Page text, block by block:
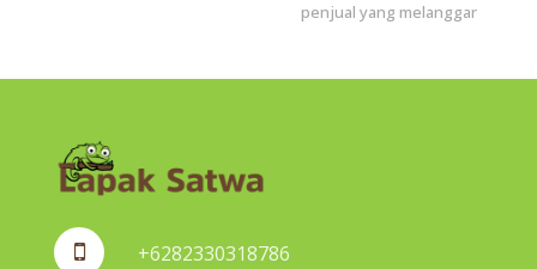
penjual yang melanggar
+6282330318786